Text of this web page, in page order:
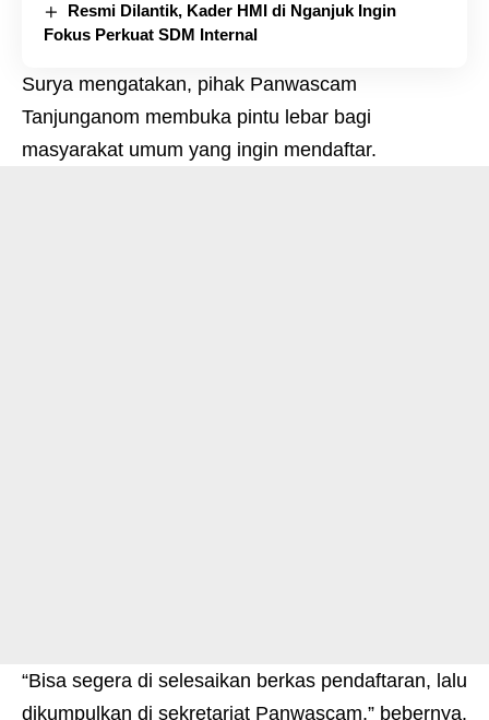
Resmi Dilantik, Kader HMI di Nganjuk Ingin
Fokus Perkuat SDM Internal
Surya mengatakan, pihak Panwascam
Tanjunganom membuka pintu lebar bagi
masyarakat umum yang ingin mendaftar.
“Bisa segera di selesaikan berkas pendaftaran, lalu
dikumpulkan di sekretariat Panwascam,” bebernya.